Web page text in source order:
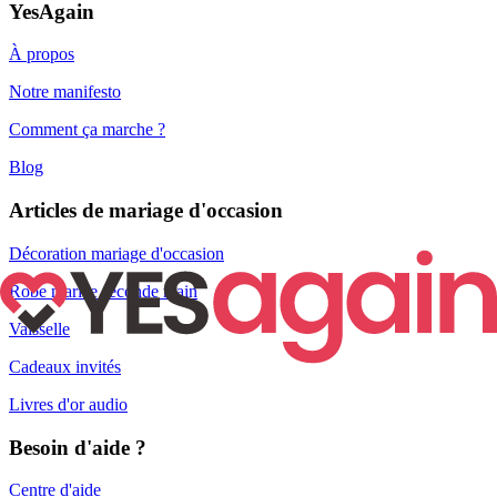
YesAgain
À propos
Notre manifesto
Comment ça marche ?
Blog
Articles de mariage d'occasion
Décoration mariage d'occasion
Robe mariée seconde main
Vaisselle
Cadeaux invités
Livres d'or audio
Besoin d'aide ?
Centre d'aide